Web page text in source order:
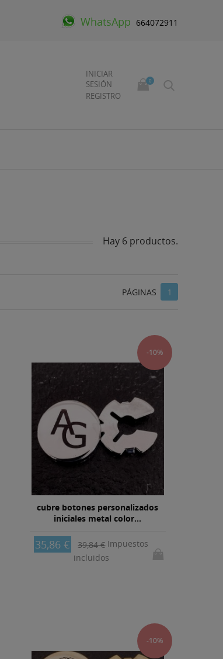
WhatsApp 664072911
INICIAR
SESIÓN
REGISTRO
0
Hay 6 productos.
PÁGINAS 1
-10%
cubre botones personalizados
iniciales metal color...
35,86 € 39,84 €Impuestos
incluidos
-10%